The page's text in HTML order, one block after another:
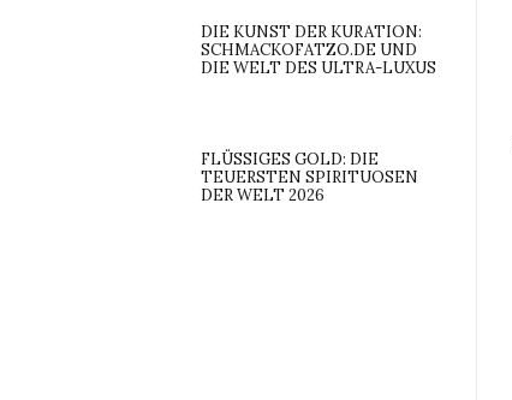
DIE KUNST DER KURATION:
SCHMACKOFATZO.DE UND
DIE WELT DES ULTRA-LUXUS
FLÜSSIGES GOLD: DIE
TEUERSTEN SPIRITUOSEN
DER WELT 2026